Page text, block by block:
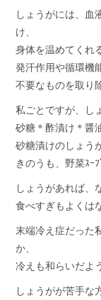
しょうがには、血
け、
身体を温めてくれ
発汗作用や循環機
不要なものを取り
私ごとですが、し
砂糖＊酢漬け＊醤
砂糖漬けのしょう
きのうも、野菜ｽｰ
しょうがあれば、
食べすぎもよくは
末端冷え症だった
か、
冷えも和らいだよ
しょうがが苦手な